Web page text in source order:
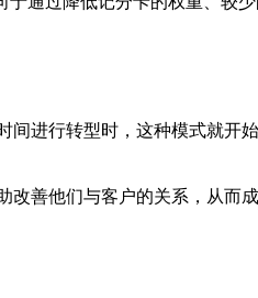
进行转型时，这种模式就开
善他们与客户的关系，从而